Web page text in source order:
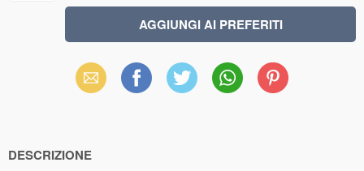
Email Facebook X WhatsAppPinterest
DESCRIZIONE